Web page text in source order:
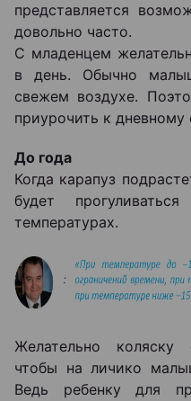
представляется
довольно часто.
С младенцем
в день. Обычно
свежем воздухе.
приурочить к дневному
До года
Когда карапуз
будет
температурах.
Желательно коляску
чтобы на личико
Ведь ребенку для